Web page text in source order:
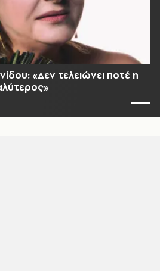
«Δεν τελειώνει ποτέ η